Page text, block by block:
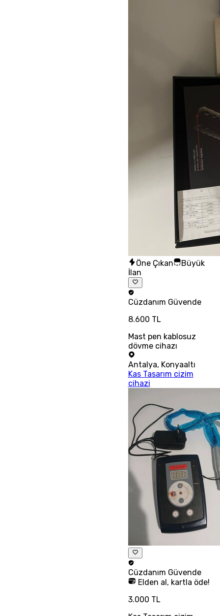
Öne Çıkan
Büyük
İlan
Cüzdanım Güvende
8.600 TL
Mast pen kablosuz
dövme cihazı
Antalya, Konyaaltı
Kas Tasarım cizim
cihazi
Cüzdanım Güvende
Elden al, kartla öde!
3.000 TL